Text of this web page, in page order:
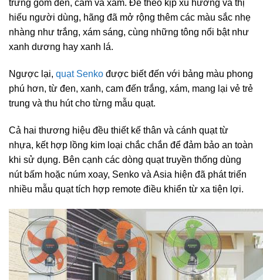
trưng gồm đen, cam và xám. Để theo kịp xu hướng và thị
hiếu người dùng, hãng đã mở rộng thêm các màu sắc nhẹ
nhàng như trắng, xám sáng, cùng những tông nổi bật như
xanh dương hay xanh lá.
Ngược lại, quạt Senko được biết đến với bảng màu phong
phú hơn, từ đen, xanh, cam đến trắng, xám, mang lại vẻ trẻ
trung và thu hút cho từng mẫu quạt.
Cả hai thương hiệu đều thiết kế thân và cánh quạt từ
nhựa, kết hợp lồng kim loại chắc chắn để đảm bảo an toàn
khi sử dụng. Bên cạnh các dòng quạt truyền thống dùng
nút bấm hoặc núm xoay, Senko và Asia hiện đã phát triển
nhiều mẫu quạt tích hợp remote điều khiển từ xa tiện lợi.